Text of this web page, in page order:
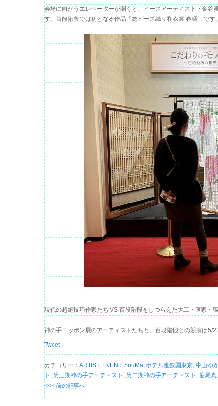
会場に向かうエレベーターが開くと、ビースアーティスト・金
す。百段階段では初となる作品「総ビーズ織り和衣裳 春曙」で
現代の超絶技巧作家たち VS 百段階段をしつらえた大工・画家・
神の手ニッポン展のアーティストたちと、百段階段との競演は5/
Tweet
カテゴリー： ARTIST, EVENT, SouMa, ホテル雅叙園東京, 中山ゆ
ト , 第三期神の手アーティスト , 第二期神の手アーティスト , 笹尾真
<<< 前の記事へ